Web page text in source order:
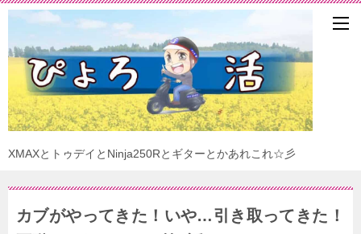
XMAXとトゥデイとNinja250Rとギターとかあれこれ☆彡
カブがやってきた！いや…引き取ってきた！